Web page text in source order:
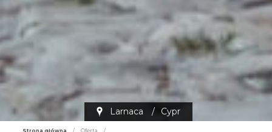
Larnaca / Cypr
Strona główna / Oferta
/